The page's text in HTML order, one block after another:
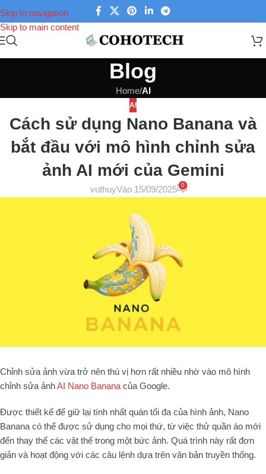
Skip to navigation
Skip to main content
Blog
Home/AI
AI
Cách sử dụng Nano Banana và
bắt đầu với mô hình chỉnh sửa
ảnh AI mới của Gemini
vuthuyVào 15/09/2025 0
Chỉnh sửa ảnh vừa trở nên thú vị hơn rất nhiều nhờ vào mô hình
chỉnh sửa ảnhAI Nano Banana của Google.
Được thiết kế để giữ lại tính nhất quán tối đa của hình ảnh, Nano
Banana có thể được sử dụng cho mọi thứ, từ việc thử quần áo mới
đến thay thế các vật thể trong một bức ảnh. Quá trình này rất đơn
giản và hoạt động với các câu lệnh dựa trên văn bản truyền thống.